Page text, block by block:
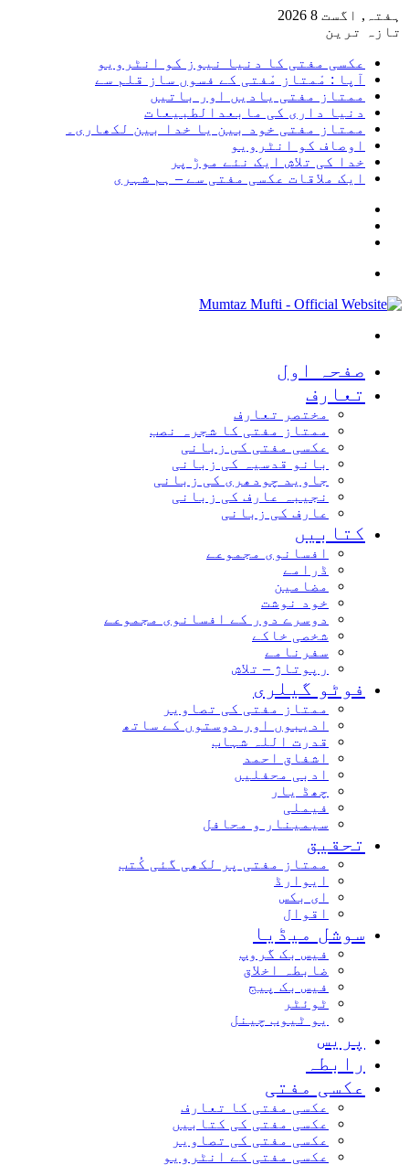
ہفتہ, اگست 8 2026
تازہ ترین
عکسی مفتی کا دنیا نیوز کو انٹرویو
آپا : مْمتاز مْفتی کے فسوں ساز قلم سے
ممتاز مفتی یادیں اور باتیں
دنیا داری کی مابعدالطبیعات
ممتاز مفتی خود بین یا خدا بین لکھاری۔
اوصاف کو انٹرویو
خدا کی تلاش ایک نئے موڑ پر
ایک ملاقات عکسی مفتی سے – ہم شہری
صفحہ اول
تعارف
مختصر تعارف
ممتاز مفتی کا شجرہ نصب
عکسی مفتی کی زبانی
بانو قدسیہ کی زبانی
جاوید چودھری کی زبانی
نجیبہ عارف کی زبانی
عارف کی زبانی
کتابیں
افسانوی مجموعے
ڈرامے
مضامین
خود نوشت
دوسرے دور کے افسانوی مجموعے
شخصی خاکے
سفرنامے
رپوتاژ – تلاش
فوٹو گیلری
ممتاز مفتی کی تصاویر
ادیبوں اور دوستوں کے ساتھ
قدرت اللہ شہاب
اشفاق احمد
ادبی محفلیں
چھڈ یار
فیملی
سیمینار و محافل
تحقیق
ممتاز مفتی پر لکھی گئی کُتب
ایوارڈ
ای بکس
اقوال
سوشل میڈیا
فیس بک گروپ
ضابطہ اخلاق
فیس بک پیج
ٹوئٹر
یو ٹیوب چینل
پریس
رابطہ
عکسی مفتی
عکسی مفتی کا تعارف
عکسی مفتی کی کتابیں
عکسی مفتی کی تصاویر
عکسی مفتی کے انٹرویو